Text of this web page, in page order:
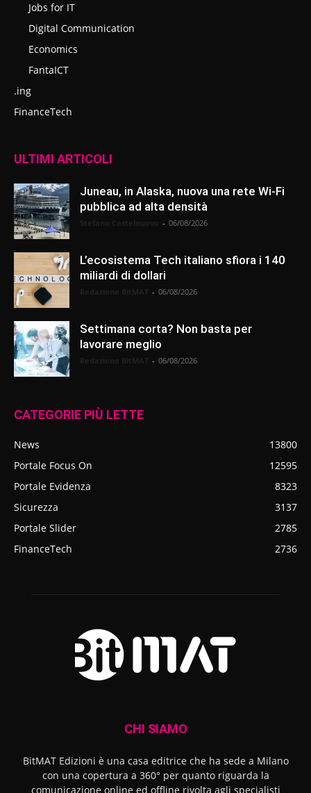
Jobs for IT
Digital Communication
Economics
FantaICT
.ing
FinanceTech
ULTIMI ARTICOLI
Juneau, in Alaska, nuova una rete Wi-Fi
pubblica ad alta densità
- 06/08/2026
L’ecosistema Tech italiano sfiora i 140
miliardi di dollari
- 06/08/2026
Settimana corta? Non basta per
lavorare meglio
- 06/08/2026
CATEGORIE PIÙ LETTE
News
13800
Portale Focus On
12595
Portale Evidenza
8323
Sicurezza
3137
Portale Slider
2785
FinanceTech
2736
CHI SIAMO
BitMAT Edizioni è una casa editrice che ha sede a Milano
con una copertura a 360° per quanto riguarda la
comunicazione online ed offline rivolta agli specialisti